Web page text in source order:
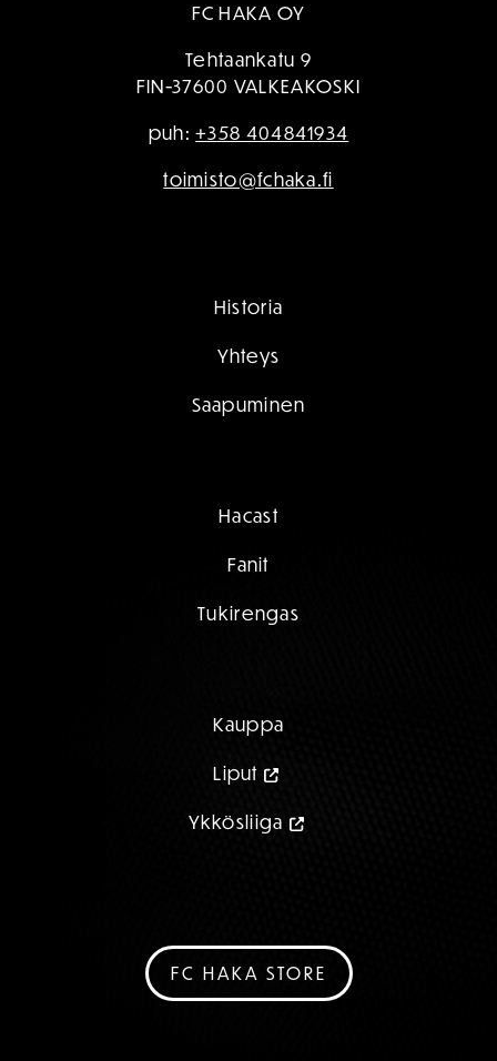
FC HAKA OY
Tehtaankatu 9
FIN-37600 VALKEAKOSKI
puh:+358 404841934
toimisto@fchaka.fi
Historia
Yhteys
Saapuminen
Hacast
Fanit
Tukirengas
Kauppa
Liput
Ykkösliiga
FC HAKA STORE